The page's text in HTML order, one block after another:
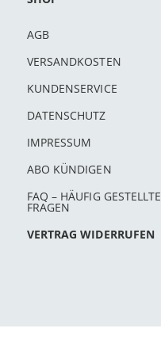
AGB
VERSANDKOSTEN
KUNDENSERVICE
DATENSCHUTZ
IMPRESSUM
ABO KÜNDIGEN
FAQ – HÄUFIG GESTELLTE
FRAGEN
VERTRAG WIDERRUFEN